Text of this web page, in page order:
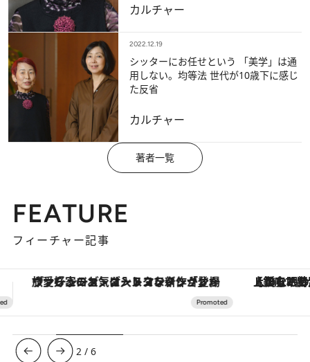
カルチャー
2022.12.19
シッターにお任せという 「美学」は通
用しない。均等法 世代が10歳下に感じ
た反省
カルチャー
著者一覧
FEATURE
フィーチャー記事
【銀座で出合う最旬美容】美髪ケアや上質な眠り…セルフケアのアップデートから、特別な名入れギフトまで。大人のための「ReFa GINZA」クルーズ
3 /6